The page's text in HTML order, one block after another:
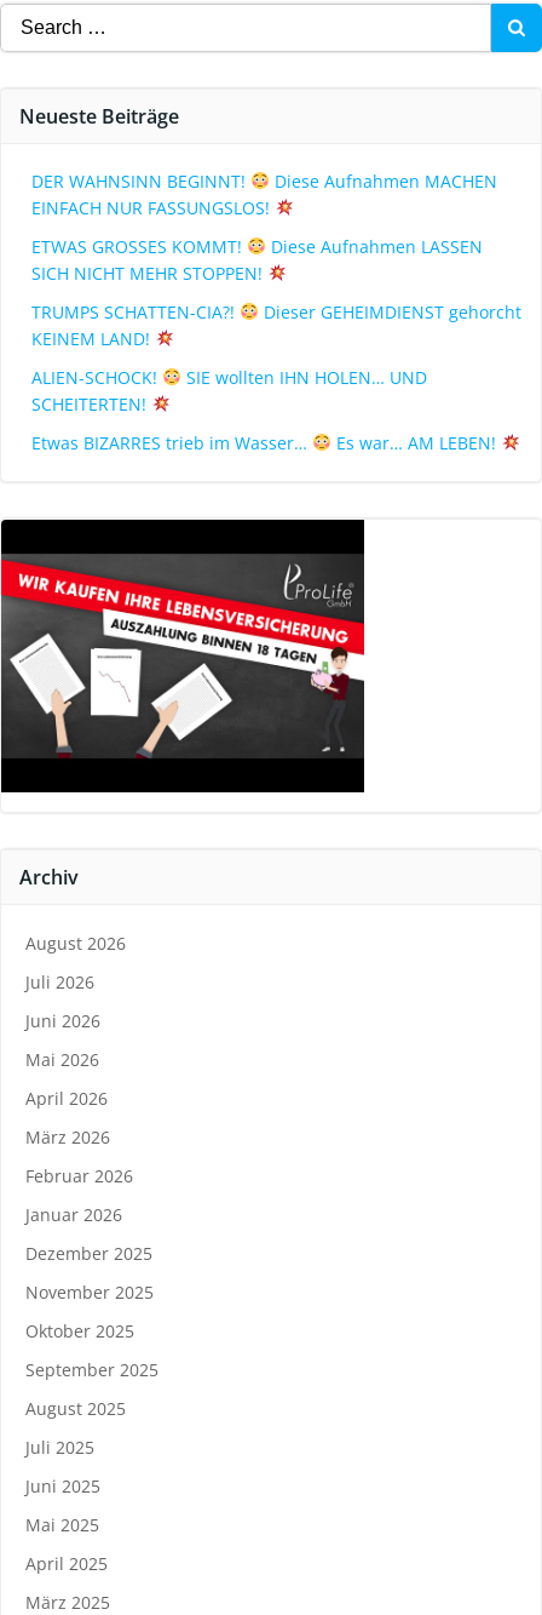
Neueste Beiträge
DER WAHNSINN BEGINNT!
Diese Aufnahmen MACHEN
EINFACH NUR FASSUNGSLOS!
ETWAS GROSSES KOMMT!
Diese Aufnahmen LASSEN
SICH NICHT MEHR STOPPEN!
TRUMPS SCHATTEN-CIA?!
Dieser GEHEIMDIENST gehorcht
KEINEM LAND!
ALIEN-SCHOCK!
SIE wollten IHN HOLEN… UND
SCHEITERTEN!
Etwas BIZARRES trieb im Wasser…
Es war… AM LEBEN!
Archiv
August 2026
Juli 2026
Juni 2026
Mai 2026
April 2026
März 2026
Februar 2026
Januar 2026
Dezember 2025
November 2025
Oktober 2025
September 2025
August 2025
Juli 2025
Juni 2025
Mai 2025
April 2025
März 2025